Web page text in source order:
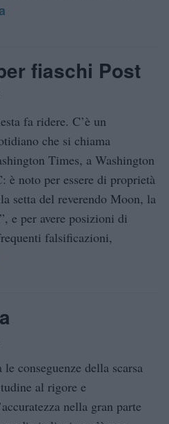
fiaschi Post
fa ridere. C’è un
che si chiama
Times, a Washington
è noto per essere di proprietà
setta del reverendo Moon, la
e per avere posizioni di
falsificazioni,
le conseguenze della scarsa
al rigore e
nella gran parte